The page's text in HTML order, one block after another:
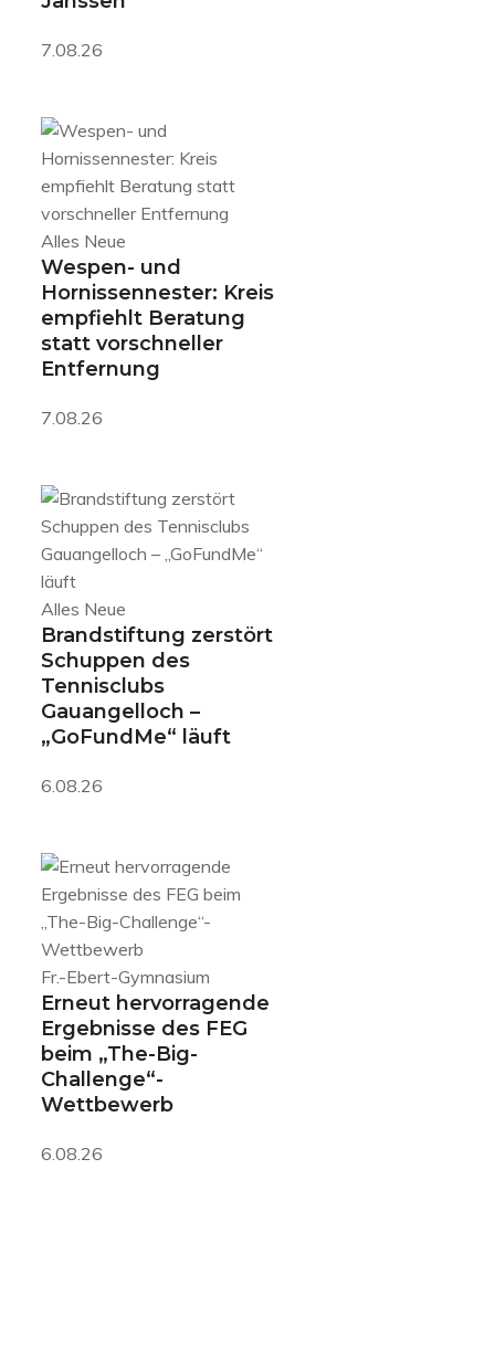
7.08.26
Alles Neue
Wespen- und
Hornissennester: Kreis
empfiehlt Beratung
statt vorschneller
Entfernung
7.08.26
Alles Neue
Brandstiftung zerstört
Schuppen des
Tennisclubs
Gauangelloch –
„GoFundMe“ läuft
6.08.26
Fr.-Ebert-Gymnasium
Erneut hervorragende
Ergebnisse des FEG
beim „The-Big-
Challenge“-
Wettbewerb
6.08.26